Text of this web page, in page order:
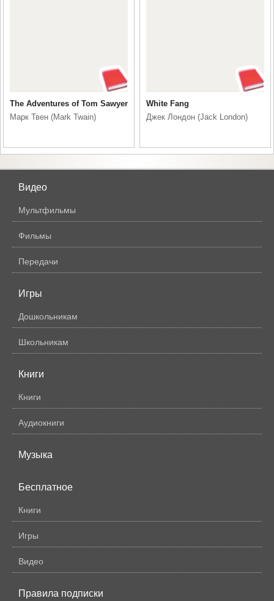
The Adventures of Tom Sawyer
Марк Твен (Mark Twain)
White Fang
Джек Лондон (Jack London)
Видео
Мультфильмы
Фильмы
Передачи
Игры
Дошкольникам
Школьникам
Книги
Книги
Аудиокниги
Музыка
Бесплатное
Книги
Игры
Видео
Правила подписки